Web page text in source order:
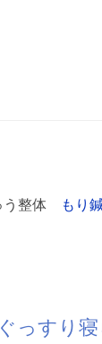
整体
もり
っすり